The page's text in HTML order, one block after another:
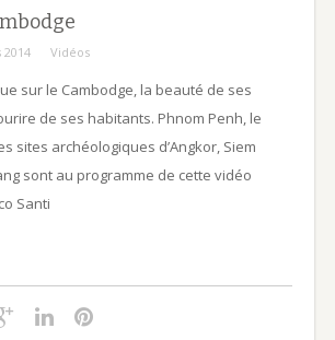
Vidéos
sur le Cambodge, la beauté de ses
de ses habitants. Phnom Penh, le
sites archéologiques d’Angkor, Siem
sont au programme de cette vidéo
Santi